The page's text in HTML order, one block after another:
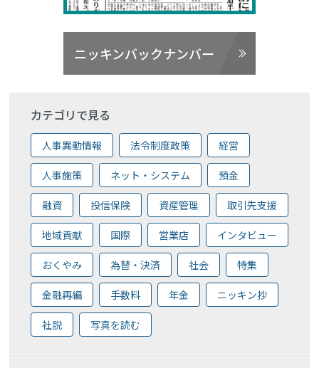
ニッキンバックナンバー
カテゴリで見る
人事異動情報 法令制度政策 経営
人事施策 ネット・システム 預金
融資 投信保険 資産管理 取引先支援
地域貢献 国際 営業店 インタビュー
おくやみ 為替・決済 社会 特集
金融再編 手数料 年金 ニッキン抄
社説 写真を読む